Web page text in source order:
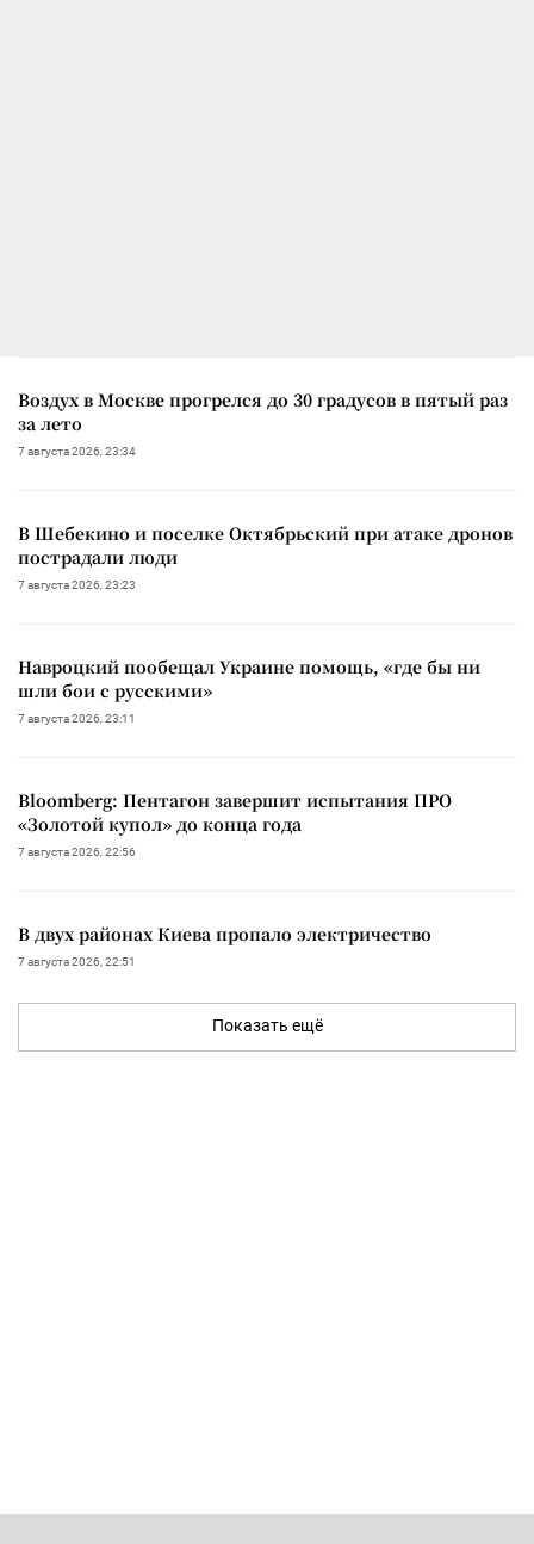
Воздух в Москве прогрелся до 30 градусов в пятый раз
за лето
7 августа 2026, 23:34
В Шебекино и поселке Октябрьский при атаке дронов
пострадали люди
7 августа 2026, 23:23
Навроцкий пообещал Украине помощь, «где бы ни
шли бои с русскими»
7 августа 2026, 23:11
Bloomberg: Пентагон завершит испытания ПРО
«Золотой купол» до конца года
7 августа 2026, 22:56
В двух районах Киева пропало электричество
7 августа 2026, 22:51
Показать ещё